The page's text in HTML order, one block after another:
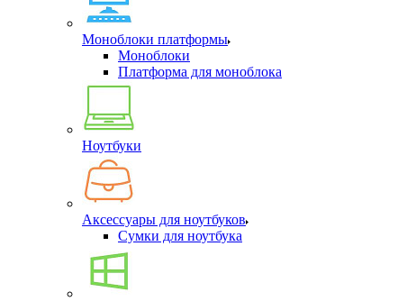
Моноблоки платформы
Моноблоки
Платформа для моноблока
Ноутбуки
Аксессуары для ноутбуков
Сумки для ноутбука